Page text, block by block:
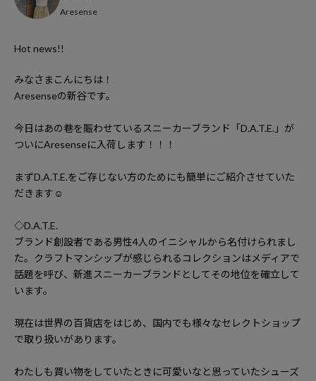
Aresense
Hot news!!
みなさまこんにちは！
Aresenseの新谷です。
今日はあの巷を賑わせているスニーカーブランド「D.A.T.E. 」が
ついにAresenseに入荷します！！！
まずD.A.T.E.をご存じない方のためにも簡単にご紹介させていた
だきます ☺️
◇D.A.T.E.
ブランド創設者である男性4人のイニシャルから名付けられまし
た。クラフトマンシップが感じられるコレクションはメディアで
話題を呼び、新進スニーカーブランドとしてその地位を確立して
います。
現在は世界の百貨店をはじめ、国内でも様々なセレクトショップ
で取り扱いがあります。
わたしも買い物をしていたときに可愛いなと思っていたシューズ